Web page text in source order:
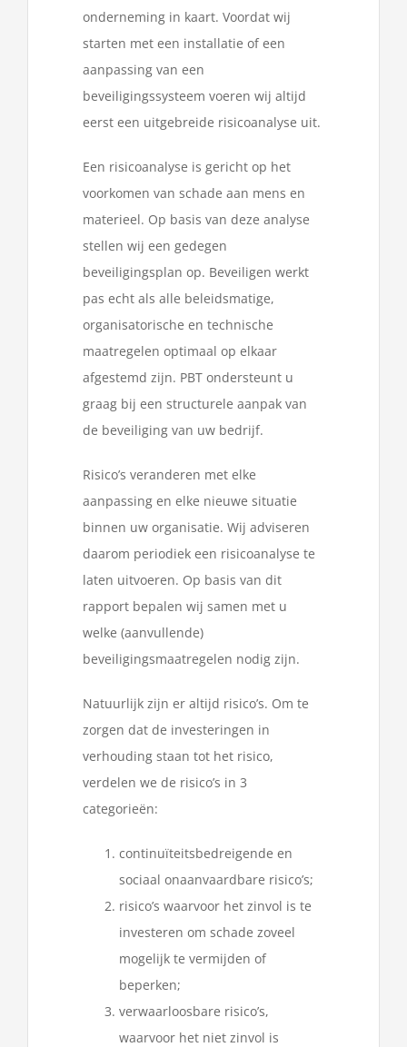
onderneming in kaart. Voordat wij
starten met een installatie of een
aanpassing van een
beveiligingssysteem voeren wij altijd
eerst een uitgebreide risicoanalyse uit.
Een risicoanalyse is gericht op het
voorkomen van schade aan mens en
materieel. Op basis van deze analyse
stellen wij een gedegen
beveiligingsplan op. Beveiligen werkt
pas echt als alle beleidsmatige,
organisatorische en technische
maatregelen optimaal op elkaar
afgestemd zijn. PBT ondersteunt u
graag bij een structurele aanpak van
de beveiliging van uw bedrijf.
Risico’s veranderen met elke
aanpassing en elke nieuwe situatie
binnen uw organisatie. Wij adviseren
daarom periodiek een risicoanalyse te
laten uitvoeren. Op basis van dit
rapport bepalen wij samen met u
welke (aanvullende)
beveiligingsmaatregelen nodig zijn.
Natuurlijk zijn er altijd risico’s. Om te
zorgen dat de investeringen in
verhouding staan tot het risico,
verdelen we de risico’s in 3
categorieën:
continuïteitsbedreigende en
sociaal onaanvaardbare risico’s;
risico’s waarvoor het zinvol is te
investeren om schade zoveel
mogelijk te vermijden of
beperken;
verwaarloosbare risico’s,
waarvoor het niet zinvol is